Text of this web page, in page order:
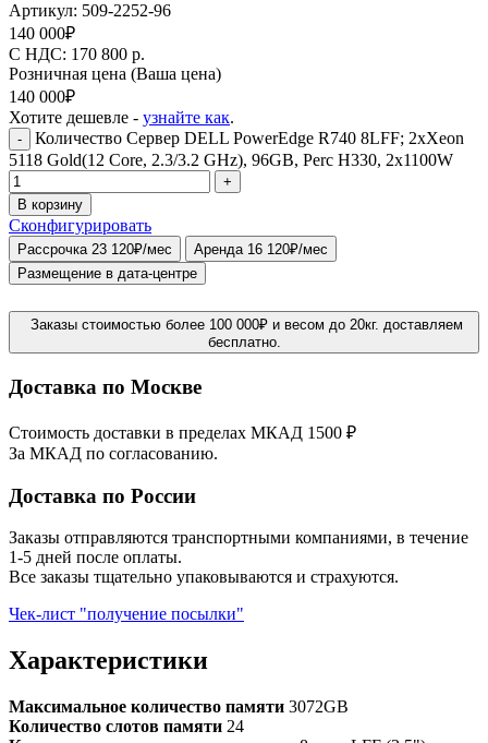
Артикул: 509-2252-96
140 000₽
C НДС: 170 800 р.
Розничная цена (Ваша цена)
140 000₽
Хотите дешевле - узнайте как.
-
Количество Сервер DELL PowerEdge R740 8LFF; 2xXeon
5118 Gold(12 Core, 2.3/3.2 GHz), 96GB, Perc H330, 2x1100W
+
В корзину
Сконфигурировать
Рассрочка 23 120₽/мес
Аренда 16 120₽/мес
Размещение в дата-центре
Заказы стоимостью более 100 000₽ и весом до 20кг. доставляем
бесплатно.
Доставка по Москве
Стоимость доставки в пределах МКАД 1500 ₽
За МКАД по согласованию.
Доставка по России
Заказы отправляются транспортными компаниями, в течение
1-5 дней после оплаты.
Все заказы тщательно упаковываются и страхуются.
Чек-лист "получение посылки"
Характеристики
Максимальное количество памяти 3072GB
Количество слотов памяти 24